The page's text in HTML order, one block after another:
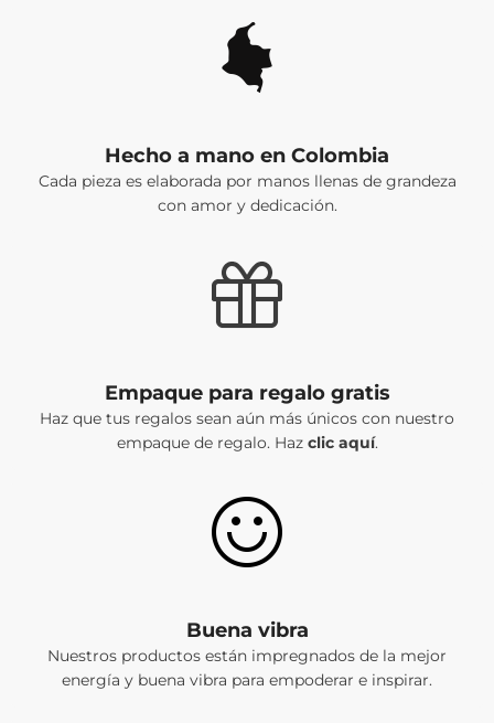
Hecho a mano en Colombia
Cada pieza es elaborada por manos llenas de grandeza
con amor y dedicación.
Empaque para regalo gratis
Haz que tus regalos sean aún más únicos con nuestro
empaque de regalo. Haz clic aquí.
Buena vibra
Nuestros productos están impregnados de la mejor
energía y buena vibra para empoderar e inspirar.